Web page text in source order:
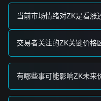
基于当前的市场结构，建
保守型投资者
• 等待 ZK 价格回调至
• 或者，等待确认突破并在
趋势投资者
• 在此情景下，下一个目标
• 只要市场保持在$0.1350
当前市场情绪对ZK是看涨
交易者关注的ZK关键价格
有哪些事可能影响ZK未来